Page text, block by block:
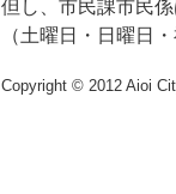
但し、市民課市民
（土曜日・日曜日
Copyright © 2012 Aioi